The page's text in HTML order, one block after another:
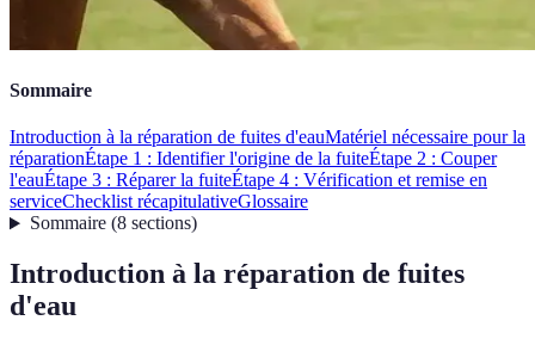
Sommaire
Introduction à la réparation de fuites d'eauMatériel nécessaire pour la
réparationÉtape 1 : Identifier l'origine de la fuiteÉtape 2 : Couper
l'eauÉtape 3 : Réparer la fuiteÉtape 4 : Vérification et remise en
serviceChecklist récapitulativeGlossaire
Sommaire(8 sections)
Introduction à la réparation de fuites
d'eau